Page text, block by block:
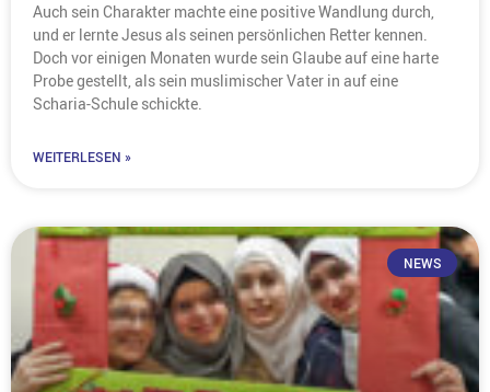
Auch sein Charakter machte eine positive Wandlung durch,
und er lernte Jesus als seinen persönlichen Retter kennen.
Doch vor einigen Monaten wurde sein Glaube auf eine harte
Probe gestellt, als sein muslimischer Vater in auf eine
Scharia-Schule schickte.
WEITERLESEN »
NEWS